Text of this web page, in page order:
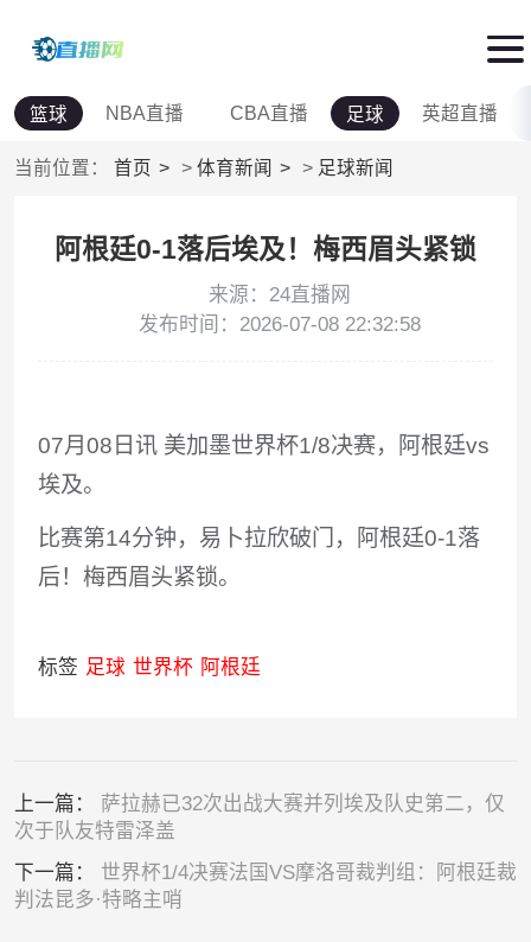
篮球 NBA直播 CBA直播 足球 英超直播
当前位置： 首页 > 体育新闻 > 足球新闻
阿根廷0-1落后埃及！梅西眉头紧锁
来源：24直播网
发布时间：2026-07-08 22:32:58
07月08日讯 美加墨世界杯1/8决赛，阿根廷vs
埃及。
比赛第14分钟，易卜拉欣破门，阿根廷0-1落
后！梅西眉头紧锁。
标签 足球 世界杯 阿根廷
上一篇： 萨拉赫已32次出战大赛并列埃及队史第二，仅
次于队友特雷泽盖
下一篇： 世界杯1/4决赛法国VS摩洛哥裁判组：阿根廷裁
判法昆多·特略主哨